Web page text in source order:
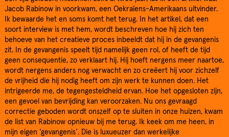
Jacob Rabinow in voorkwam, een Oekraïens-Amerikaans uitvinder.
Ik bewaarde het en soms komt het terug. In het artikel, dat een
soort interview is met hem, wordt beschreven hoe hij zich ten
behoeve van het creatieve proces inbeeldt dat hij in de gevangenis
zit. In de gevangenis speelt tijd namelijk geen rol, of heeft de tijd
geen consequentie, zo verklaart hij. Hij hoeft nergens meer naartoe,
wordt nergens anders nog verwacht en zo creëert hij voor zichzelf
de vrijheid die hij nodig heeft om zijn werk te kunnen doen. Het
intrigeerde me, de tegengesteldheid ervan. Hoe het opgesloten zijn,
een gevoel van bevrijding kan veroorzaken. Nu ons gevraagd
correctie geboden wordt onszelf op te sluiten in onze huizen, kwam
de list van Rabinow opnieuw bij me terug. Ik keek om me heen, in
mijn eigen ‘gevangenis’. Die is luxueuzer dan werkelijke